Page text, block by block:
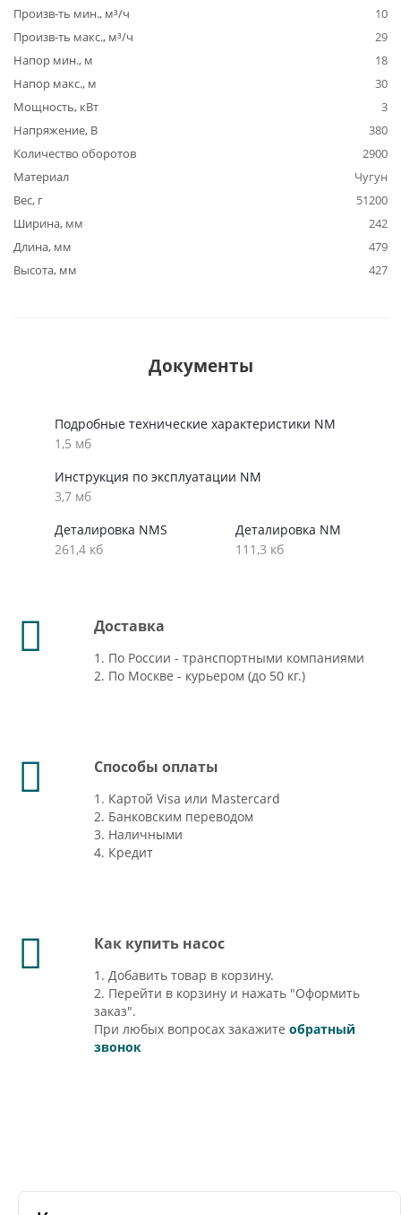
Произв-ть мин., м³/ч
10
Произв-ть макс., м³/ч
29
Напор мин., м
18
Напор макс., м
30
Мощность, кВт
3
Напряжение, В
380
Количество оборотов
2900
Материал
Чугун
Вес, г
51200
Ширина, мм
242
Длина, мм
479
Высота, мм
427
Документы
Подробные технические характеристики NM
1,5 мб
Инструкция по эксплуатации NM
3,7 мб
Деталировка NMS
261,4 кб
Деталировка NM
111,3 кб
Доставка
1. По России - транспортными компаниями
2. По Москве - курьером (до 50 кг.)
Способы оплаты
1. Картой Visa или Mastercard
2. Банковским переводом
3. Наличными
4. Кредит
Как купить насос
1. Добавить товар в корзину.
2. Перейти в корзину и нажать "Оформить
заказ".
При любых вопросах закажите обратный
звонок